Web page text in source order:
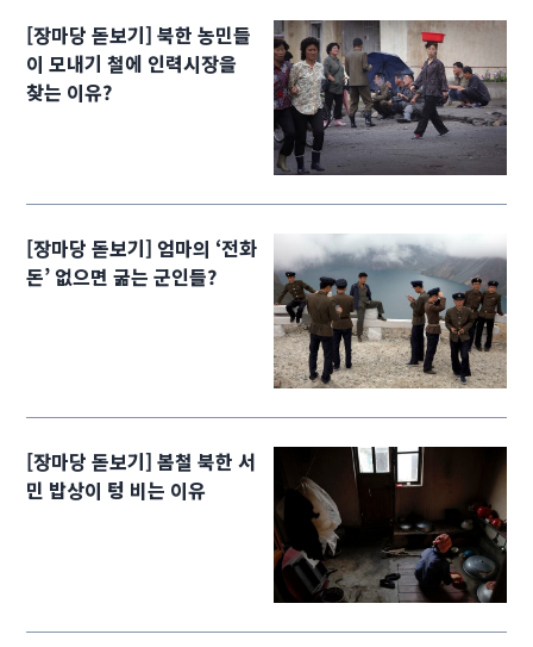
[장마당 돋보기] 북한 농민들
이 모내기 철에 인력시장을
찾는 이유?
[장마당 돋보기] 엄마의 ‘전화
돈’ 없으면 굶는 군인들?
[장마당 돋보기] 봄철 북한 서
민 밥상이 텅 비는 이유